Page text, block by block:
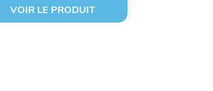
VOIR LE PRODUIT